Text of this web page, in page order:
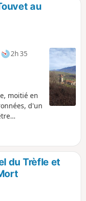
au
2h 35
moitié en
d'un
en
du Trèfle et